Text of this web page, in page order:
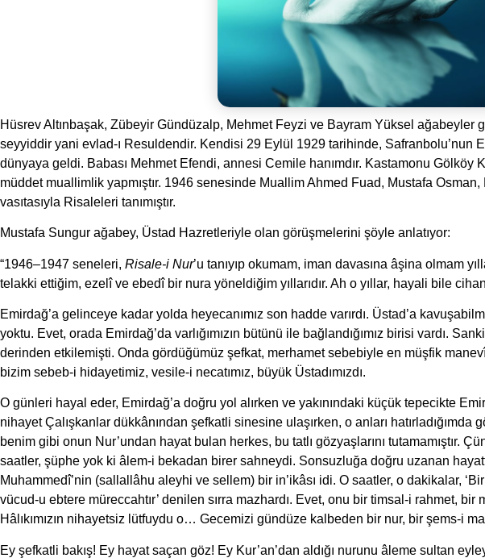
Hüsrev Altınbaşak, Zübeyir Gündüzalp, Mehmet Feyzi ve Bayram Yüksel ağabeyler
seyyiddir yani evlad-ı Resuldendir. Kendisi 29 Eylül 1929 tarihinde, Safranbolu’nun
dünyaya geldi. Babası Mehmet Efendi, annesi Cemile hanımdır. Kastamonu
müddet muallimlik yapmıştır. 1946 senesinde Muallim Ahmed Fuad, Mustafa
vasıtasıyla Risaleleri tanımıştır.
Mustafa Sungur ağabey, Üstad Hazretleriyle olan görüşmelerini şöyle anlatıyor:
“1946–1947 seneleri, Risale-i Nur’u tanıyıp okumam, iman davasına âşina olmam
telakki ettiğim, ezelî ve ebedî bir nura yöneldiğim yıllarıdır. Ah o yıllar, hayali bile
Emirdağ’a gelinceye kadar yolda heyecanımız son hadde varırdı. Üstad’a
yoktu. Evet, orada Emirdağ’da varlığımızın bütünü ile bağlandığımız birisi vardı.
derinden etkilemişti. Onda gördüğümüz şefkat, merhamet sebebiyle en müşfik
bizim sebeb-i hidayetimiz, vesile-i necatımız, büyük Üstadımızdı.
O günleri hayal eder, Emirdağ’a doğru yol alırken ve yakınındaki küçük tepecikte
nihayet Çalışkanlar dükkânından şefkatli sinesine ulaşırken, o anları hatırladığımda
benim gibi onun Nur’undan hayat bulan herkes, bu tatlı gözyaşlarını tutamamıştır.
saatler, şüphe yok ki âlem-i bekadan birer sahneydi. Sonsuzluğa doğru uzanan
Muhammedî’nin (sallallâhu aleyhi ve sellem) bir in’ikâsı idi. O saatler, o dakikalar,
vücud-u ebtere müreccahtır’ denilen sırra mazhardı. Evet, onu bir timsal-i rahmet,
Hâlıkımızın nihayetsiz lütfuydu o… Gecemizi gündüze kalbeden bir nur, bir şems-i
Ey şefkatli bakış! Ey hayat saçan göz! Ey Kur’an’dan aldığı nurunu âleme sultan